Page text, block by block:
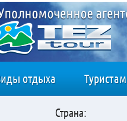
отдыха Туристам
Страна: